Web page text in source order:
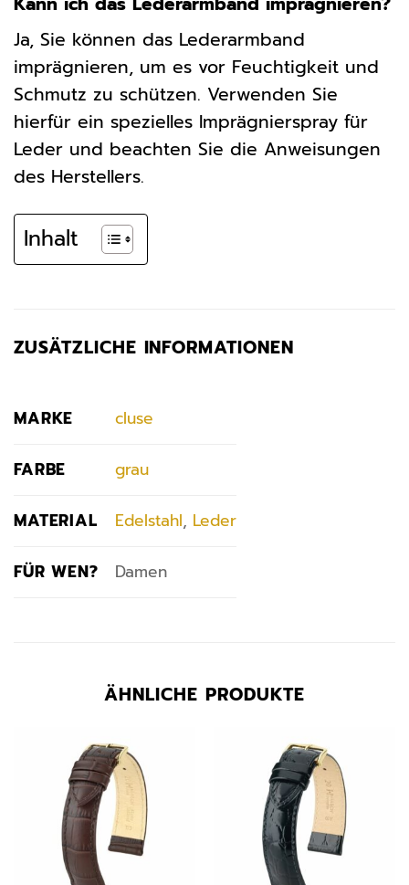
Ja, Sie können das Lederarmband
imprägnieren, um es vor Feuchtigkeit und
Schmutz zu schützen. Verwenden Sie
hierfür ein spezielles Imprägnierspray für
Leder und beachten Sie die Anweisungen
des Herstellers.
Inhalt
ZUSÄTZLICHE INFORMATIONEN
MARKE cluse
FARBE grau
MATERIAL Edelstahl, Leder
FÜR WEN? Damen
ÄHNLICHE PRODUKTE